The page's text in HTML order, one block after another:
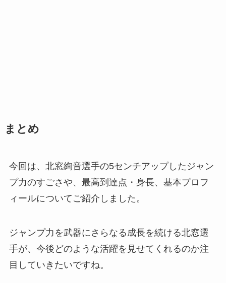
まとめ
今回は、北窓絢音選手の5センチアップしたジャン
プ力のすごさや、最高到達点・身長、基本プロフ
ィールについてご紹介しました。
ジャンプ力を武器にさらなる成長を続ける北窓選
手が、今後どのような活躍を見せてくれるのか注
目していきたいですね。